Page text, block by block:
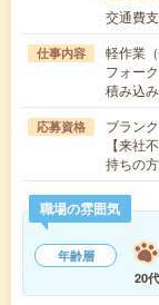
交通費
仕事内容
軽作業
フォー
積み込
応募資格
ブラン
【来社
持ちの
職場の雰囲気
年齢層
20代